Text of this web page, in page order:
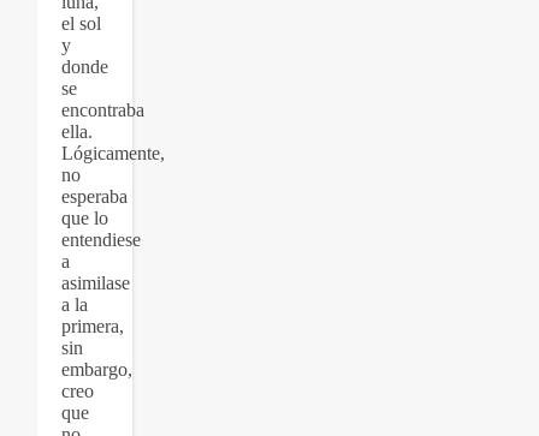
el sol
y
donde
se
encontraba
ella.
Lógicamente,
no
esperaba
que lo
entendiese
a
asimilase
a la
primera,
sin
embargo,
creo
que